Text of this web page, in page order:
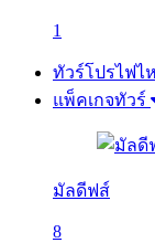
1
ทัวร์โปรไฟไ
แพ็คเกจทัวร์
มัลดีฟส์
8